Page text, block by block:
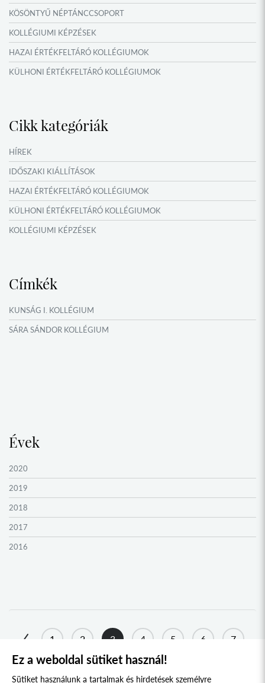
KÖSÖNTYŰ NÉPTÁNCCSOPORT
KOLLÉGIUMI KÉPZÉSEK
HAZAI ÉRTÉKFELTÁRÓ KOLLÉGIUMOK
KÜLHONI ÉRTÉKFELTÁRÓ KOLLÉGIUMOK
IDŐSZAKI KIÁLLÍTÁSOK
NYÁRI TÁBOROK
OKTATÁS, KULTÚRA
NÉPFŐISKOLA HÁLÓZAT ESEMÉNYEI
Cikk kategóriák
HÍREK
IDŐSZAKI KIÁLLÍTÁSOK
HAZAI ÉRTÉKFELTÁRÓ KOLLÉGIUMOK
KÜLHONI ÉRTÉKFELTÁRÓ KOLLÉGIUMOK
KOLLÉGIUMI KÉPZÉSEK
NYÁRI TÁBOROK
OKTATÁS, KULTÚRA
VERSENYEK, VETÉLKEDŐK
Címkék
KUNSÁG I. KOLLÉGIUM
SÁRA SÁNDOR KOLLÉGIUM
Évek
2020
2019
2018
2017
2016
2010
1 2 3 4 5 6 7
8 ... 25 26
Ez a weboldal sütiket használ!
Sütiket használunk a tartalmak és hirdetések személyre